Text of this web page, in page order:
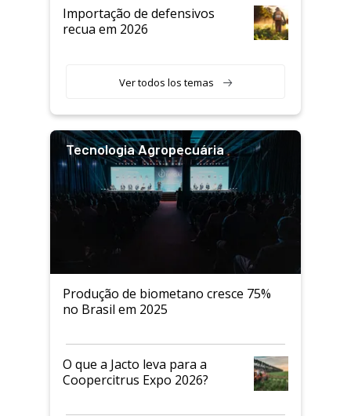
Importação de defensivos
recua em 2026
Ver todos los temas
Tecnologia Agropecuária
Produção de biometano cresce 75%
no Brasil em 2025
O que a Jacto leva para a
Coopercitrus Expo 2026?